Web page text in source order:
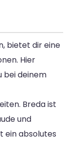
bietet dir eine
Hier
bei deinem
Breda ist
und
ein absolutes